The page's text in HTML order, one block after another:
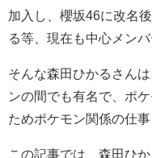
加入し、櫻坂46に改名
る等、現在も中心メン
そんな森田ひかるさん
ンの間でも有名で、ポ
ためポケモン関係の仕事
この記事では、森田ひ